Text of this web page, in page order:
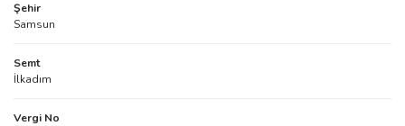
Şehir
Samsun
Semt
İlkadım
Vergi No